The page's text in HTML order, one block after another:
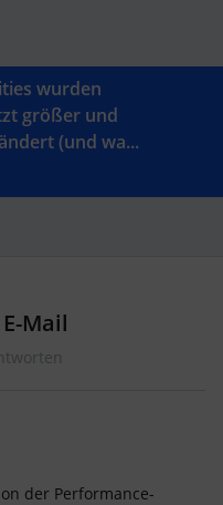
wurden
größer und
(und wa...
Mail
der Performance-